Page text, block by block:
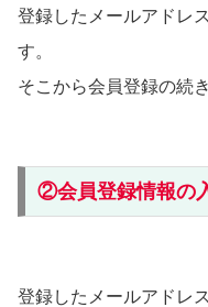
登録したメールアドレ
す。
そこから会員登録の続
②会員登録情報の
登録したメールアドレ